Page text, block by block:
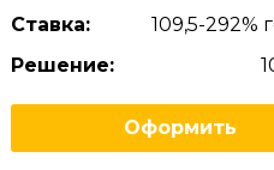
Ставка:
109,5-292%
Решение:
Оформить